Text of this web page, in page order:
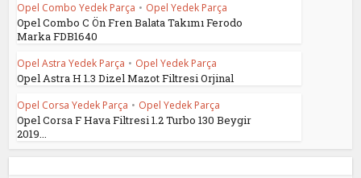
Opel Combo Yedek Parça • Opel Yedek Parça
Opel Combo C Ön Fren Balata Takımı Ferodo
Marka FDB1640
Opel Astra Yedek Parça • Opel Yedek Parça
Opel Astra H 1.3 Dizel Mazot Filtresi Orjinal
Opel Corsa Yedek Parça • Opel Yedek Parça
Opel Corsa F Hava Filtresi 1.2 Turbo 130 Beygir
2019...